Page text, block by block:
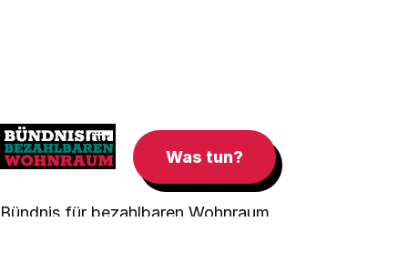
Bündnis für bezahlbaren Wohnraum
Was tun?